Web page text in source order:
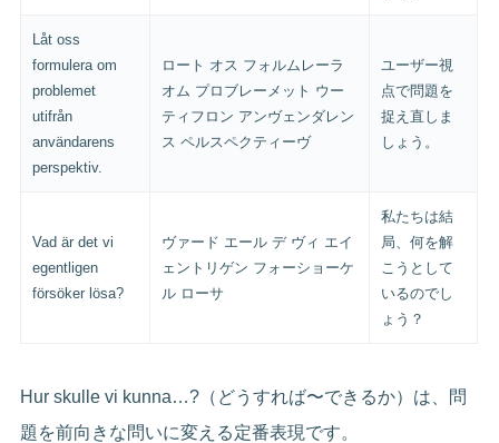
Låt oss
formulera om
problemet
utifrån
användarens
perspektiv.
ロート オス フォルムレーラ
オム プロブレーメット ウー
ティフロン アンヴェンダレン
ス ペルスペクティーヴ
ユーザー視
点で問題を
捉え直しま
しょう。
Vad är det vi
egentligen
försöker lösa?
ヴァード エール デ ヴィ エイ
ェントリゲン フォーショーケ
ル ローサ
私たちは結
局、何を解
こうとして
いるのでし
ょう？
Hur skulle vi kunna…?（どうすれば〜できるか）は、問
題を前向きな問いに変える定番表現です。